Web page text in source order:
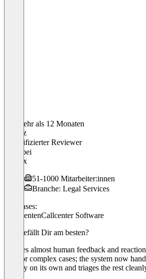
Vor mehr als 12 Monaten
Lorenz
Verifizierter Reviewer
bei
Coglex
51-1000 Mitarbeiter:innen
Branche: Legal Services
Use cases:
KI AgentenCallcenter Software
Was gefällt Dir am besten?
Besides almost human feedback and
also for complex cases; the system now
entirely on its own and triages the rest